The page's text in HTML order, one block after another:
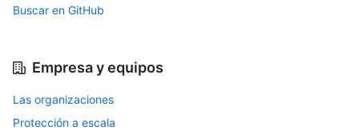
Buscar en GitHub
Empresa y equipos
Las organizaciones
Protección a escala